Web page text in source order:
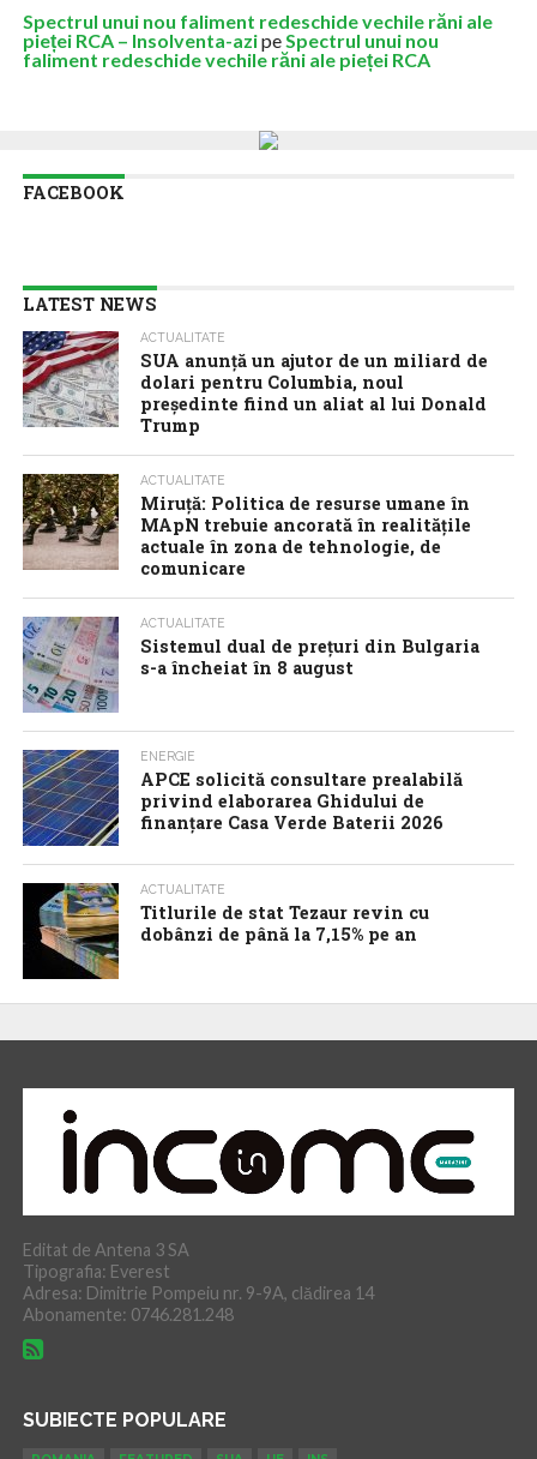
Spectrul unui nou faliment redeschide vechile răni ale
pieței RCA – Insolventa-azipeSpectrul unui nou
faliment redeschide vechile răni ale pieței RCA
FACEBOOK
LATEST NEWS
ACTUALITATE
SUA anunţă un ajutor de un miliard de
dolari pentru Columbia, noul
preşedinte fiind un aliat al lui Donald
Trump
ACTUALITATE
Miruță: Politica de resurse umane în
MApN trebuie ancorată în realitățile
actuale în zona de tehnologie, de
comunicare
ACTUALITATE
Sistemul dual de prețuri din Bulgaria
s-a încheiat în 8 august
ENERGIE
APCE solicită consultare prealabilă
privind elaborarea Ghidului de
finanțare Casa Verde Baterii 2026
ACTUALITATE
Titlurile de stat Tezaur revin cu
dobânzi de până la 7,15% pe an
Editat de Antena 3 SA
Tipografia: Everest
Adresa: Dimitrie Pompeiu nr. 9-9A, clădirea 14
Abonamente: 0746.281.248
SUBIECTE POPULARE